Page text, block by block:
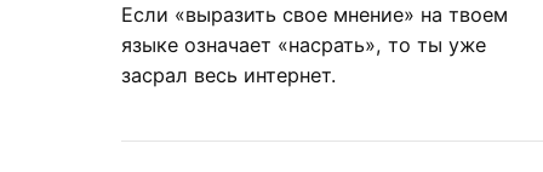
Если «выразить свое мнение» на твоем
языке означает «насрать», то ты уже
засрал весь интернет.